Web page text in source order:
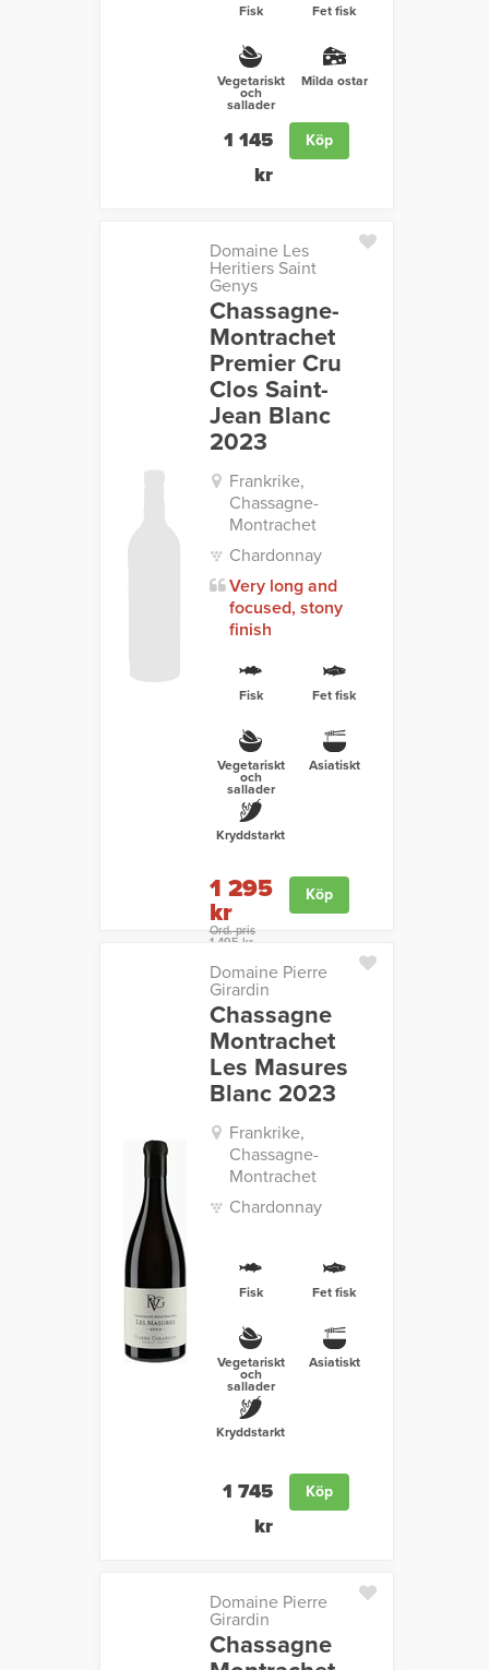
Fisk Fet fisk
Vegetariskt
och
sallader
Milda ostar
1 145
kr
Köp
Domaine Les
Heritiers Saint
Genys
Chassagne-
Montrachet
Premier Cru
Clos Saint-
Jean Blanc
2023
Frankrike,
Chassagne-
Montrachet
Chardonnay
Very long and
focused, stony
finish
Fisk Fet fisk
Vegetariskt
och
sallader
Asiatiskt
Kryddstarkt
1 295
kr
Ord. pris
1 495 kr
Köp
Domaine Pierre
Girardin
Chassagne
Montrachet
Les Masures
Blanc 2023
Frankrike,
Chassagne-
Montrachet
Chardonnay
Fisk Fet fisk
Vegetariskt
och
sallader
Asiatiskt
Kryddstarkt
1 745
kr
Köp
Domaine Pierre
Girardin
Chassagne